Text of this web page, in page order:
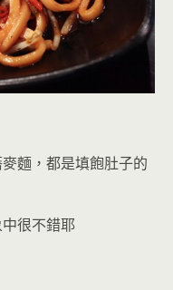
麵，都是填飽肚子的
很不錯耶